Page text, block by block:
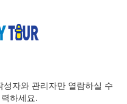
성자와 관리자만 열람하실 수
하세요.